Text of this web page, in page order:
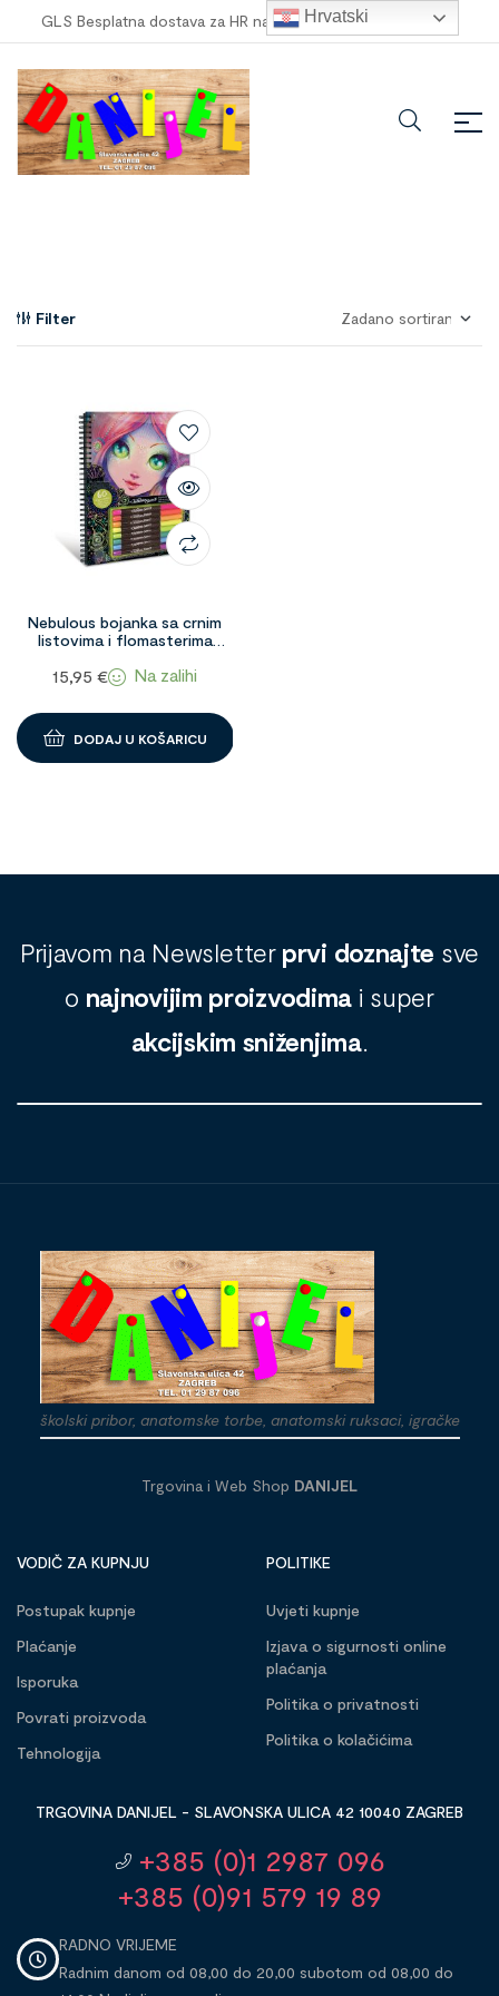
GLS Besplatna dostava za HR narudžbe veće od 100,00 €
Filter
Nebulous bojanka sa crnim
listovima i flomasterima
15,95 € Na zalihi
DODAJ U KOŠARICU
Prijavom na Newsletter prvi doznajte sve
o najnovijim proizvodima i super
akcijskim sniženjima.
školski pribor, anatomske torbe, anatomski ruksaci, igračke
Trgovina i Web Shop DANIJEL
VODIČ ZA KUPNJU
Postupak kupnje
Plaćanje
Isporuka
Povrati proizvoda
Tehnologija
POLITIKE
Uvjeti kupnje
Izjava o sigurnosti online
plaćanja
Politika o privatnosti
Politika o kolačićima
TRGOVINA DANIJEL - SLAVONSKA ULICA 42 10040 ZAGREB
+385 (0)1 2987 096
+385 (0)91 579 19 89
RADNO VRIJEME
Radnim danom od 08,00 do 20,00 subotom od 08,00 do
Hrvatski